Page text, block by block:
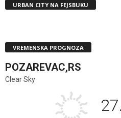
URBAN CITY NA FEJSBUKU
VREMENSKA PROGNOZA
POZAREVAC,RS
Clear Sky